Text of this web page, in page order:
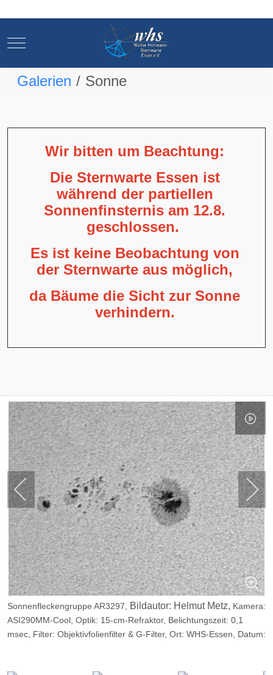
Mobile Menu Toggle
Galerien Sonne
Wir bitten um Beachtung:
Die Sternwarte Essen ist
während der partiellen
Sonnenfinsternis am 12.8.
geschlossen.
Es ist keine Beobachtung von
der Sternwarte aus möglich,
da Bäume die Sicht zur Sonne
verhindern.
Sonnenfleckengruppe AR3297, Bildautor: Helmut Metz, Kamera:
ASI290MM-Cool, Optik: 15-cm-Refraktor, Belichtungszeit: 0,1
msec, Filter: Objektivfolienfilter & G-Filter, Ort: WHS-Essen, Datum: